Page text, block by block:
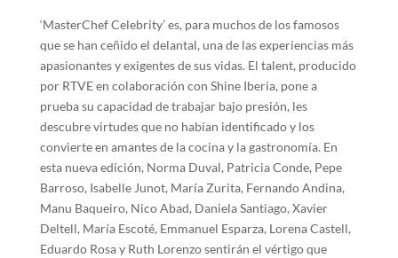
‘MasterChef Celebrity’ es, para muchos de los famosos
que se han ceñido el delantal, una de las experiencias más
apasionantes y exigentes de sus vidas. El talent, producido
por RTVE en colaboración con Shine Iberia, pone a
prueba su capacidad de trabajar bajo presión, les
descubre virtudes que no habían identificado y los
convierte en amantes de la cocina y la gastronomía. En
esta nueva edición, Norma Duval, Patricia Conde, Pepe
Barroso, Isabelle Junot, María Zurita, Fernando Andina,
Manu Baqueiro, Nico Abad, Daniela Santiago, Xavier
Deltell, María Escoté, Emmanuel Esparza, Lorena Castell,
Eduardo Rosa y Ruth Lorenzo sentirán el vértigo que